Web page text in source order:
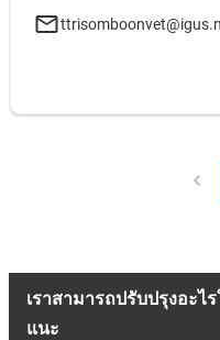
เราสามารถปรับปรุงอะไ
แนะ